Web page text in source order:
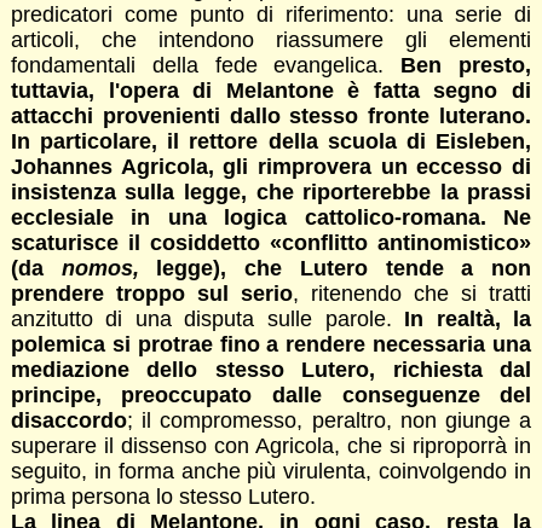
predicatori come punto di riferimento: una serie di
articoli, che intendono riassumere gli elementi
fondamentali della fede evangelica. Ben presto,
tuttavia, l'opera di Melantone è fatta segno di
attacchi provenienti dallo stesso fronte luterano.
In particolare, il rettore della scuola di Eisleben,
Johannes Agricola, gli rimprovera un eccesso di
insistenza sulla legge, che riporterebbe la prassi
ecclesiale in una logica cattolico-romana. Ne
scaturisce il cosiddetto «conflitto antinomistico»
(da
nomos,
legge), che Lutero tende a non
prendere troppo sul serio, ritenendo che si tratti
anzitutto di una disputa sulle parole. In realtà, la
polemica si protrae fino a rendere necessaria una
mediazione dello stesso Lutero, richiesta dal
principe, preoccupato dalle conseguenze del
disaccordo; il compromesso, peraltro, non giunge a
superare il dissenso con Agricola, che si riproporrà in
seguito, in forma anche più virulenta, coinvolgendo in
prima persona lo stesso Lutero.
La linea di Melantone, in ogni caso, resta la